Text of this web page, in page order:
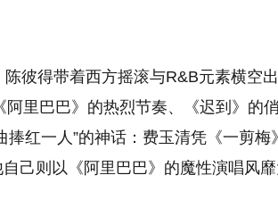
彼得带着西方摇滚与R&B元素横空出
里巴巴》的热烈节奏、《迟到》的
红一人”的神话：费玉清凭《一剪梅》
己则以《阿里巴巴》的魔性演唱风